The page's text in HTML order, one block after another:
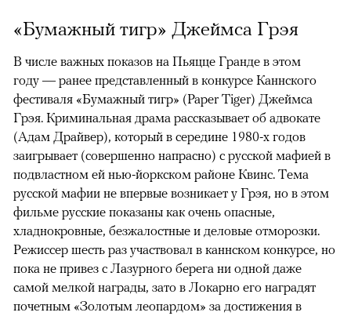
«Бумажный тигр» Джеймса Грэя
В числе важных показов на Пьяцце Гранде в этом
году — ранее представленный в конкурсе Каннского
фестиваля «Бумажный тигр» (Paper Tiger) Джеймса
Грэя. Криминальная драма рассказывает об адвокате
(Адам Драйвер), который в середине 1980-х годов
заигрывает (совершенно напрасно) с русской мафией в
подвластном ей нью-йоркском районе Квинс. Тема
русской мафии не впервые возникает у Грэя, но в этом
фильме русские показаны как очень опасные,
хладнокровные, безжалостные и деловые отморозки.
Режиссер шесть раз участвовал в каннском конкурсе, но
пока не привез с Лазурного берега ни одной даже
самой мелкой награды, зато в Локарно его наградят
почетным «Золотым леопардом» за достижения в